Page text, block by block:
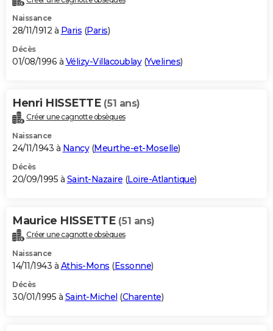
Naissance
28/11/1912 à Paris (Paris)
Décès
01/08/1996 à Vélizy-Villacoublay(Yvelines)
Henri HISSETTE (51 ans)
Créer une cagnotte obsèques
Naissance
24/11/1943 à Nancy(Meurthe-et-Moselle)
Décès
20/09/1995 à Saint-Nazaire (Loire-Atlantique)
Maurice HISSETTE (51 ans)
Créer une cagnotte obsèques
Naissance
14/11/1943 à Athis-Mons (Essonne)
Décès
30/01/1995 à Saint-Michel (Charente)